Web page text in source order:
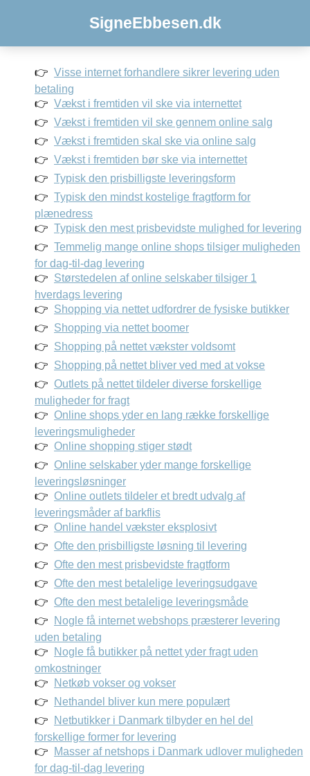
SigneEbbesen.dk
Visse internet forhandlere sikrer levering uden
betaling
Vækst i fremtiden vil ske via internettet
Vækst i fremtiden vil ske gennem online salg
Vækst i fremtiden skal ske via online salg
Vækst i fremtiden bør ske via internettet
Typisk den prisbilligste leveringsform
Typisk den mindst kostelige fragtform for
plænedress
Typisk den mest prisbevidste mulighed for levering
Temmelig mange online shops tilsiger muligheden
for dag-til-dag levering
Størstedelen af online selskaber tilsiger 1
hverdags levering
Shopping via nettet udfordrer de fysiske butikker
Shopping via nettet boomer
Shopping på nettet vækster voldsomt
Shopping på nettet bliver ved med at vokse
Outlets på nettet tildeler diverse forskellige
muligheder for fragt
Online shops yder en lang række forskellige
leveringsmuligheder
Online shopping stiger stødt
Online selskaber yder mange forskellige
leveringsløsninger
Online outlets tildeler et bredt udvalg af
leveringsmåder af barkflis
Online handel vækster eksplosivt
Ofte den prisbilligste løsning til levering
Ofte den mest prisbevidste fragtform
Ofte den mest betalelige leveringsudgave
Ofte den mest betalelige leveringsmåde
Nogle få internet webshops præsterer levering
uden betaling
Nogle få butikker på nettet yder fragt uden
omkostninger
Netkøb vokser og vokser
Nethandel bliver kun mere populært
Netbutikker i Danmark tilbyder en hel del
forskellige former for levering
Masser af netshops i Danmark udlover muligheden
for dag-til-dag levering